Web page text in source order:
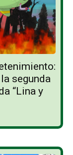
segunda
“Lina y